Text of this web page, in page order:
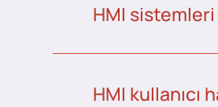
HMI
HMI kullanıcı